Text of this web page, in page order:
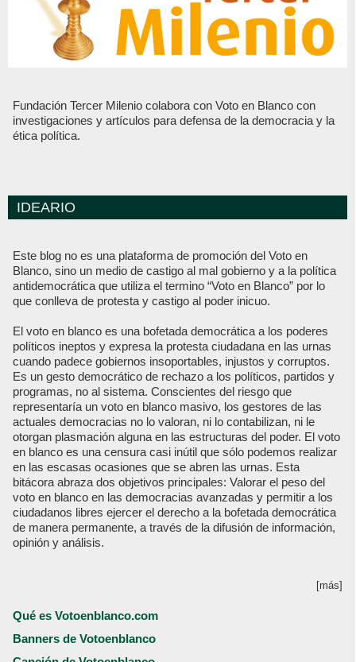
Fundación Tercer Milenio colabora con Voto en Blanco con
investigaciones y artículos para defensa de la democracia y la
ética política.
IDEARIO
Este blog no es una plataforma de promoción del Voto en
Blanco, sino un medio de castigo al mal gobierno y a la política
antidemocrática que utiliza el termino “Voto en Blanco” por lo
que conlleva de protesta y castigo al poder inicuo.
El voto en blanco es una bofetada democrática a los poderes
políticos ineptos y expresa la protesta ciudadana en las urnas
cuando padece gobiernos insoportables, injustos y corruptos.
Es un gesto democrático de rechazo a los políticos, partidos y
programas, no al sistema. Conscientes del riesgo que
representaría un voto en blanco masivo, los gestores de las
actuales democracias no lo valoran, ni lo contabilizan, ni le
otorgan plasmación alguna en las estructuras del poder. El voto
en blanco es una censura casi inútil que sólo podemos realizar
en las escasas ocasiones que se abren las urnas. Esta
bitácora abraza dos objetivos principales: Valorar el peso del
voto en blanco en las democracias avanzadas y permitir a los
ciudadanos libres ejercer el derecho a la bofetada democrática
de manera permanente, a través de la difusión de información,
opinión y análisis.
[más]
Qué es Votoenblanco.com
Banners de Votoenblanco